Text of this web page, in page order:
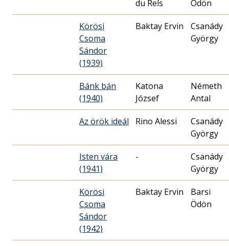
du Rels
Ödön
Körösi
Csoma
Sándor
(1939)
Baktay Ervin
Csanády
György
Bánk bán
(1940)
Katona
József
Németh
Antal
Az örök ideál Rino Alessi
Csanády
György
Isten vára
(1941)
-
Csanády
György
Körösi
Csoma
Sándor
(1942)
Baktay Ervin
Barsi
Ödön